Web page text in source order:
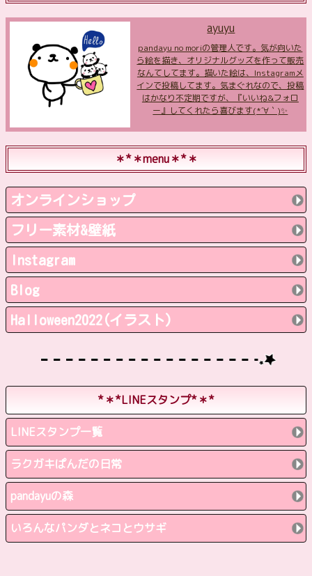
ayuyu
pandayu no moriの管理人です。気が向いた
ら絵を描き、オリジナルグッズを作って販売
なんてしてます。描いた絵は、Instagramメ
インで投稿してます。気まぐれなので、投稿
はかなり不定期ですが、『いいね&フォロ
ー』してくれたら喜びます(*´∀｀)✨
＊*＊menu＊*＊
オンラインショップ
フリー素材&壁紙
Instagram
Blog
Halloween2022(イラスト)
*＊*LINEスタンプ*＊*
LINEスタンプ一覧
ラクガキぱんだの日常
pandayuの森
いろんなパンダとネコとウサギ